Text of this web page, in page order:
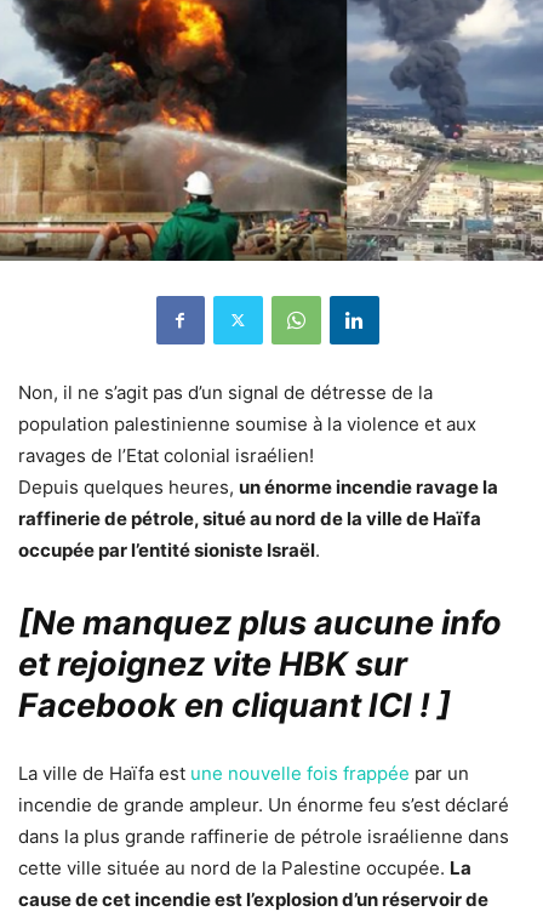
Non, il ne s’agit pas d’un signal de détresse de la
population palestinienne soumise à la violence et aux
ravages de l’Etat colonial israélien!
Depuis quelques heures, un énorme incendie ravage la
raffinerie de pétrole, situé au nord de la ville de Haïfa
occupée par l’entité sioniste Israël.
[Ne manquez plus aucune info
et rejoignez vite HBK sur
Facebook en cliquant ICI ! ]
La ville de Haïfa est une nouvelle fois frappée par un
incendie de grande ampleur. Un énorme feu s’est déclaré
dans la plus grande raffinerie de pétrole israélienne dans
cette ville située au nord de la Palestine occupée. La
cause de cet incendie est l’explosion d’un réservoir de